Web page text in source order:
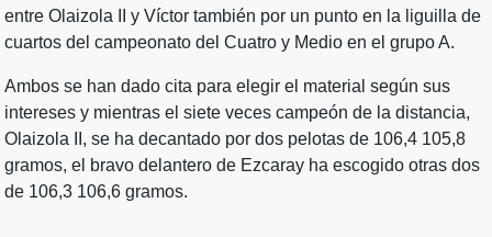
entre Olaizola II y Víctor también por un punto en la liguilla de
cuartos del campeonato del Cuatro y Medio en el grupo A.
Ambos se han dado cita para elegir el material según sus
intereses y mientras el siete veces campeón de la distancia,
Olaizola II, se ha decantado por dos pelotas de 106,4 105,8
gramos, el bravo delantero de Ezcaray ha escogido otras dos
de 106,3 106,6 gramos.